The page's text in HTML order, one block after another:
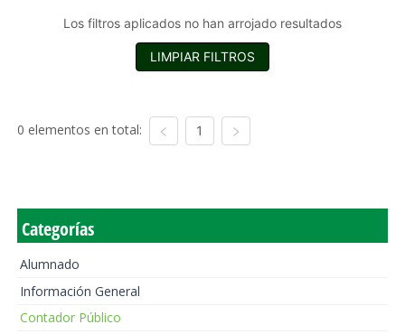
Los filtros aplicados no han arrojado resultados
LIMPIAR FILTROS
0 elementos en total: 1
Categorías
Alumnado
Información General
Contador Público